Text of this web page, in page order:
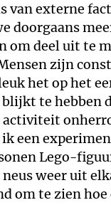
van externe
doorgaans
om deel uit te
zijn
het op het
blijkt te hebben
activiteit
een
Lego-
weer uit
om te zien